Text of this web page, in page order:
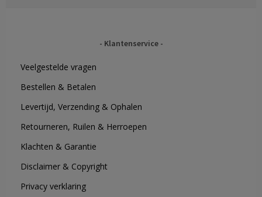
Klantenservice
Veelgestelde vragen
Bestellen & Betalen
Levertijd, Verzending & Ophalen
Retourneren, Ruilen & Herroepen
Klachten & Garantie
Disclaimer & Copyright
Privacy verklaring